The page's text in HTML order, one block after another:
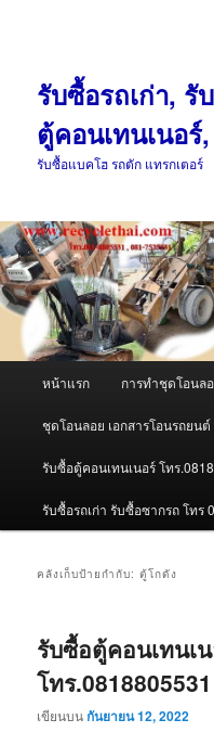
รับซื้อรถเก่า, รั
ตู้คอนเทนเนอ
รับซื้อแบคโฮ รถตัก แทรกเตอร์
หน้าแรก การทำชุดโอนล
ชุดโอนลอย เอกสารโอนรถยนต์
รับซื้อตู้คอนเทนเนอร์ โทร
รับซื้อรถเก่า รับซื้อซากรถ โทร
คลังเก็บป้ายกำกับ:ตู้โกดัง
รับซื้อตู้คอนเทนเ
โทร.0818805531
เขียนบนกันยายน 12, 2022